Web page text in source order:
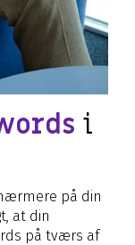
i
på din
at din
på tværs af